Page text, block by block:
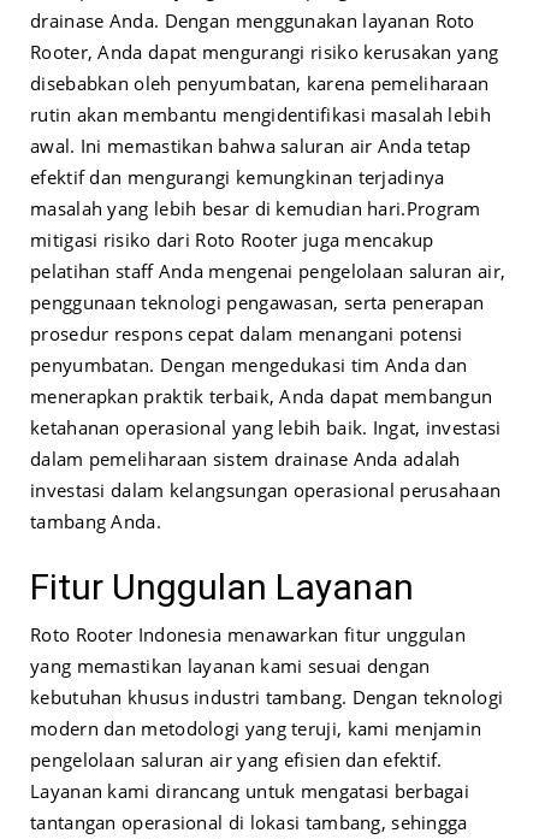
drainase Anda. Dengan menggunakan layanan Roto
Rooter, Anda dapat mengurangi risiko kerusakan yang
disebabkan oleh penyumbatan, karena pemeliharaan
rutin akan membantu mengidentifikasi masalah lebih
awal. Ini memastikan bahwa saluran air Anda tetap
efektif dan mengurangi kemungkinan terjadinya
masalah yang lebih besar di kemudian hari.Program
mitigasi risiko dari Roto Rooter juga mencakup
pelatihan staff Anda mengenai pengelolaan saluran air,
penggunaan teknologi pengawasan, serta penerapan
prosedur respons cepat dalam menangani potensi
penyumbatan. Dengan mengedukasi tim Anda dan
menerapkan praktik terbaik, Anda dapat membangun
ketahanan operasional yang lebih baik. Ingat, investasi
dalam pemeliharaan sistem drainase Anda adalah
investasi dalam kelangsungan operasional perusahaan
tambang Anda.
Fitur Unggulan Layanan
Roto Rooter Indonesia menawarkan fitur unggulan
yang memastikan layanan kami sesuai dengan
kebutuhan khusus industri tambang. Dengan teknologi
modern dan metodologi yang teruji, kami menjamin
pengelolaan saluran air yang efisien dan efektif.
Layanan kami dirancang untuk mengatasi berbagai
tantangan operasional di lokasi tambang, sehingga